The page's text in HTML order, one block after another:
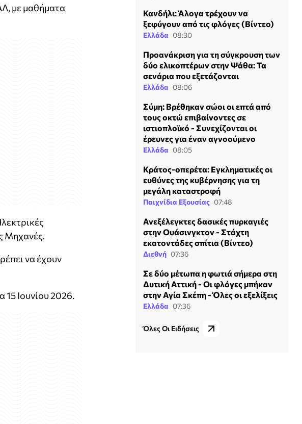
με μαθήματα
Μηχανές.
να έχουν
15 Ιουνίου 2026.
Κανδήλι: Άλογα τρέχουν να
ξεφύγουν από τις φλόγες (Βίντεο)
Ελλάδα 08:30
Προανάκριση για τη σύγκρουση των
δύο ελικοπτέρων στην Ψάθα: Τα
σενάρια που εξετάζονται
Ελλάδα 08:06
Σύμη: Βρέθηκαν σώοι οι επτά από
τους οκτώ επιβαίνοντες σε
ιστιοπλοϊκό - Συνεχίζονται οι
έρευνες για έναν αγνοούμενο
Ελλάδα 08:05
Κράτος-οπερέτα: Εγκληματικές οι
ευθύνες της κυβέρνησης για τη
μεγάλη καταστροφή
Παιχνίδια Εξουσίας 07:48
Ανεξέλεγκτες δασικές πυρκαγιές
στην Ουάσινγκτον - Στάχτη
εκατοντάδες σπίτια (Βίντεο)
Διεθνή 07:36
Σε δύο μέτωπα η φωτιά σήμερα στη
Δυτική Αττική - Οι φλόγες μπήκαν
στην Αγία Σκέπη - Όλες οι εξελίξεις
Ελλάδα 07:36
Όλες Οι Ειδήσεις